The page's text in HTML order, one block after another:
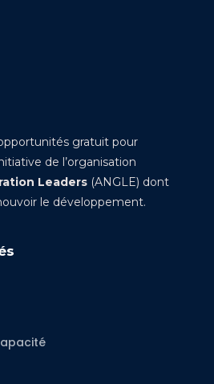
gratuit pour
de l’organisation
Leaders (ANGLE) dont
le développement.